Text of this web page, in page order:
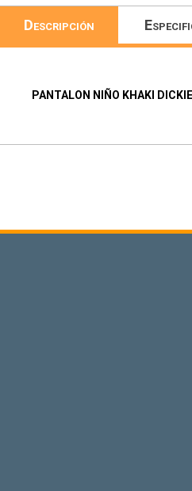
Descripción
PANTALON NIÑO KHAKI